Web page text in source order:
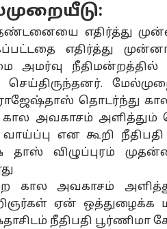
எதிர்த்து
எதிர்த்து
அமர்வு
செய்திருந்தனர்.
ராஜேஷ்தாஸ் தொடர்ந்து
கால அவகாசம் அளித்தும்
என கூறி
தாஸ் விழுப்புரம்
கால அவகாசம்
ஏன் ஒத்துழைக்க
நீதிபதி பூர்ணிமா